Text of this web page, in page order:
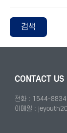
검색
CONTACT US
전화 : 1544-8834
이메일 :